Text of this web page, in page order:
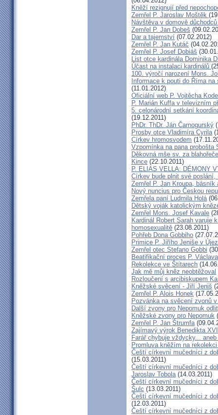
Kněží rezignují před
Zemřel P. Jaroslav Moštěk
Návštěva v domově
Zemřel P. Jan Dobeš
Dar a tajemství (07.02.2012)
Zemřel P. Jan Kutáč
Zemřel P. Josef Dobiáš
List otce kardinála Dominika
Účast na instalaci kardinálů
100. výročí narození Mons.
Informace k pouti do Říma
(11.01.2012)
Oficiální web P. Vojtěcha
P. Marián Kuffa v televizním
5. celonárodní setkání
(19.12.2011)
PhDr. ThDr. Ján Čarnogurský
Prosby otce Vladimíra Cyrila
Církev hromosvodem
Vzpomínka na pana probošta
Děkovná mše sv. za
Kince (22.10.2011)
P. ELIAS VELLA: DÉMONY
Církev bude plnit své
Zemřel P. Jan Kroupa, básník
Nový nuncius pro Českou
Zemřela paní Ludmila Holá
Dětský voják katolickým
Zemřel Mons. Josef Kavale
Kardinál Robert Sarah varuje
homosexualitě (23.08.2011)
Pohřeb Dona Gobbiho
Primice P. Jiřího Jeniše v
Zemřel otec Stefano Gobbi
Beatifikační proces P.
Rekolekce ve Štítarech
Jak mě můj kněz neobtěžoval
Rozloučení s arcibiskupem
Kněžské svěcení - Jiří Jeniš
Zemřel P. Alois Honek
Pozvánka na svěcení zvonů
Další zvony pro Nepomuk
Kněžské zvony pro Nepomuk
Zemřel P. Jan Štrumfa
Zajímavý výrok Benedikta
Farář chybuje vždycky...
Promluva kněžím na
Čeští církevní mučedníci z
(15.03.2011)
Čeští církevní mučedníci z
Jaroslav Tobola(14.03.2011)
Čeští církevní mučedníci z
Šulc (13.03.2011)
Čeští církevní mučedníci z
(12.03.2011)
Čeští církevní mučedníci z